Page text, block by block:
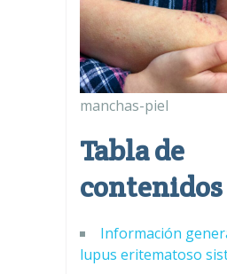
manchas-piel
Tabla de
contenidos
Información
lupus eritematoso